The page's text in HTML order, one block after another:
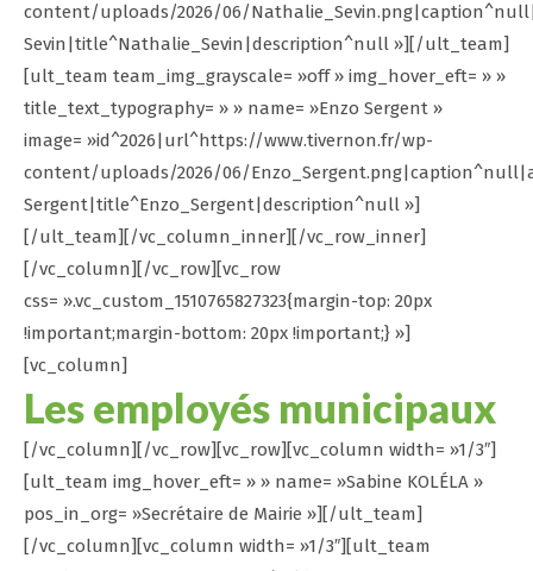
content/uploads/2026/06/
Sevin|title^Nathalie_Sevin|description^null »][/ult_team]
[ult_team team_img_grayscale= »off » img_hover_eft= » »
title_text_typography= » » name= »Enzo Sergent »
image= »id^2026|url^https://www.tivernon.fr/wp-
content/uploads/2026/06/
Sergent|title^Enzo_Sergent|description^null »]
[/ult_team][/vc_column_inner][/vc_row_inner]
[/vc_column][/vc_row][vc_row
css= ».vc_custom_1510765827323{margin-top: 20px
!important;margin-bottom: 20px !important;} »]
[vc_column]
Les employés municipaux
[/vc_column][/vc_row][vc_row][vc_column width= »1/3″]
[ult_team img_hover_eft= » » name= »Sabine KOLÉLA »
pos_in_org= »Secrétaire de Mairie »][/ult_team]
[/vc_column][vc_column width= »1/3″][ult_team